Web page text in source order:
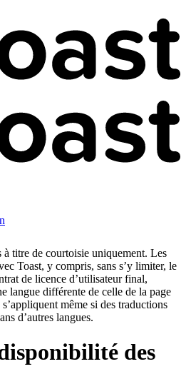
titre de courtoisie uniquement. Les
Toast, y compris, sans s’y limiter, le
de licence d’utilisateur final,
langue différente de celle de la page
même si des traductions
d’autres langues.
des